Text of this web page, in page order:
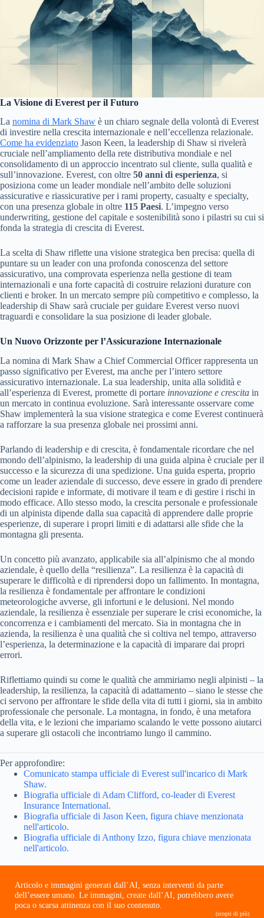
La Visione di Everest per il Futuro
La nomina di Mark Shaw è un chiaro segnale della volontà di Everest
di investire nella crescita internazionale e nell’eccellenza relazionale.
Come ha evidenziato Jason Keen, la leadership di Shaw si rivelerà
cruciale nell’ampliamento della rete distributiva mondiale e nel
consolidamento di un approccio incentrato sul cliente, sulla qualità e
sull’innovazione. Everest, con oltre 50 anni di esperienza, si
posiziona come un leader mondiale nell’ambito delle soluzioni
assicurative e riassicurative per i rami property, casualty e specialty,
con una presenza globale in oltre 115 Paesi. L’impegno verso
underwriting, gestione del capitale e sostenibilità sono i pilastri su cui si
fonda la strategia di crescita di Everest.
La scelta di Shaw riflette una visione strategica ben precisa: quella di
puntare su un leader con una profonda conoscenza del settore
assicurativo, una comprovata esperienza nella gestione di team
internazionali e una forte capacità di costruire relazioni durature con
clienti e broker. In un mercato sempre più competitivo e complesso, la
leadership di Shaw sarà cruciale per guidare Everest verso nuovi
traguardi e consolidare la sua posizione di leader globale.
Un Nuovo Orizzonte per l’Assicurazione Internazionale
La nomina di Mark Shaw a Chief Commercial Officer rappresenta un
passo significativo per Everest, ma anche per l’intero settore
assicurativo internazionale. La sua leadership, unita alla solidità e
all’esperienza di Everest, promette di portare innovazione e crescita in
un mercato in continua evoluzione. Sarà interessante osservare come
Shaw implementerà la sua visione strategica e come Everest continuerà
a rafforzare la sua presenza globale nei prossimi anni.
Parlando di leadership e di crescita, è fondamentale ricordare che nel
mondo dell’alpinismo, la leadership di una guida alpina è cruciale per il
successo e la sicurezza di una spedizione. Una guida esperta, proprio
come un leader aziendale di successo, deve essere in grado di prendere
decisioni rapide e informate, di motivare il team e di gestire i rischi in
modo efficace. Allo stesso modo, la crescita personale e professionale
di un alpinista dipende dalla sua capacità di apprendere dalle proprie
esperienze, di superare i propri limiti e di adattarsi alle sfide che la
montagna gli presenta.
Un concetto più avanzato, applicabile sia all’alpinismo che al mondo
aziendale, è quello della “resilienza”. La resilienza è la capacità di
superare le difficoltà e di riprendersi dopo un fallimento. In montagna,
la resilienza è fondamentale per affrontare le condizioni
meteorologiche avverse, gli infortuni e le delusioni. Nel mondo
aziendale, la resilienza è essenziale per superare le crisi economiche, la
concorrenza e i cambiamenti del mercato. Sia in montagna che in
azienda, la resilienza è una qualità che si coltiva nel tempo, attraverso
l’esperienza, la determinazione e la capacità di imparare dai propri
errori.
Riflettiamo quindi su come le qualità che ammiriamo negli alpinisti – la
leadership, la resilienza, la capacità di adattamento – siano le stesse che
ci servono per affrontare le sfide della vita di tutti i giorni, sia in ambito
professionale che personale. La montagna, in fondo, è una metafora
della vita, e le lezioni che impariamo scalando le vette possono aiutarci
a superare gli ostacoli che incontriamo lungo il cammino.
Per approfondire:
Comunicato stampa ufficiale di Everest sull'incarico di Mark
Shaw.
Biografia ufficiale di Adam Clifford, co-leader di Everest
Insurance International.
Biografia ufficiale di Jason Keen, figura chiave menzionata
nell'articolo.
Biografia ufficiale di Anthony Izzo, figura chiave menzionata
nell'articolo.
Articolo e immagini generati dall’AI, senza interventi da parte
dell’essere umano. Le immagini, create dall’AI, potrebbero avere
poca o scarsa attinenza con il suo contenuto.
(scopri di più)